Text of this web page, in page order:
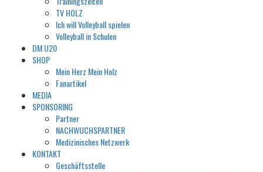
TV HOLZ
Ich will Volleyball spielen
Volleyball in Schulen
DM U20
SHOP
Mein Herz Mein Holz
Fanartikel
MEDIA
SPONSORING
Partner
NACHWUCHSPARTNER
Medizinisches Netzwerk
KONTAKT
Geschäftsstelle